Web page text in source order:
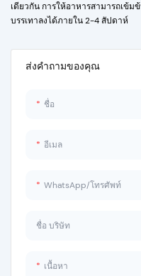
ส่งคำถามของคุณ
ชื่อ
อีเมล
WhatsApp/โทรศัพท์
ชื่อ บริษัท
เนื้อหา
เดียวกัน การให้อาหารสามารถเข้
บรรเทาลงได้ภายใน 2-4 สัปดาห์